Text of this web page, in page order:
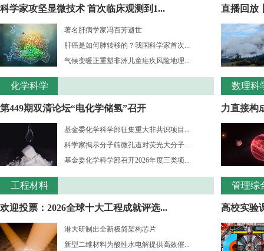
科学家攻坚显微技术 首次临床观测到1...
著名肝病学家冯百芳逝世
肝癌是如何肺转移的？我国科学家首次...
气候变暖正重塑非洲儿童疟疾风险地理...
化学科学
第449期双清论坛“电化学储氢”召开
基金委化学科学部征集重大非共识项目...
科学家揭示分子筛微孔道对荧光大分子...
基金委化学科学部召开2026年度三类项...
工程材料
欢迎投票：2026全球十大工程成就评选...
港大研制出全新极简架构芯片
新型二维材料为酸性水电解提供高效催...
直播回放
数理科
力直接构
管理综
高校实验